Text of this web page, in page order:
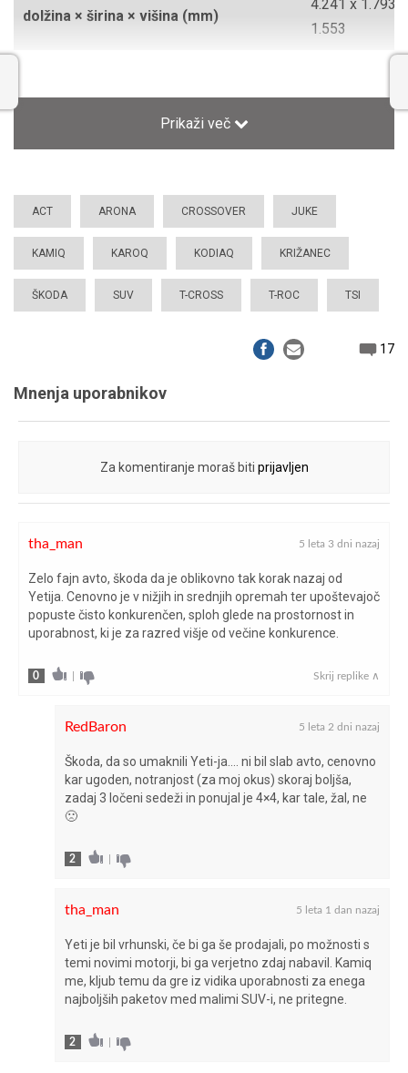
dolžina × širina × višina (mm)
4.241 x 1.793 x
1.553
gibna prostornina (cm3) 1.498
kompresija (1:) 10,5
masa praznega vozila (kg) 1.265
menjalnik/pogon
ročni/spredaj
največja hitrost (km/h)
110/150 pri
največji navor (Nm pri vrt/min)
250 pri 1.500-
3.500
namestitev motorja spredaj prečno
napake med testom brez napak
obračalni krog (m) 10,8
osnovna cena vozila (€) 21.818
pnevmatike
poraba goriva na testu (l/100 km)
pospešek 0-100 km/h (s) 8,3
prostornina posode za gorivo (l) 50
Prikaži več
ACT ARONA CROSSOVER JUKE
KAMIQ KAROQ KODIAQ KRIŽANEC
ŠKODA SUV T-CROSS T-ROC TSI
17
Mnenja uporabnikov
Za komentiranje moraš biti prijavljen
tha_man 5 leta 3 dni nazaj
Zelo fajn avto, škoda da je oblikovno tak korak nazaj od
Yetija. Cenovno je v nižjih in srednjih opremah ter upoštevajoč
popuste čisto konkurenčen, sploh glede na prostornost in
uporabnost, ki je za razred višje od večine konkurence.
0 Skrij replike ∧
RedBaron 5 leta 2 dni nazaj
Škoda, da so umaknili Yeti-ja…. ni bil slab avto, cenovno
kar ugoden, notranjost (za moj okus) skoraj boljša,
zadaj 3 ločeni sedeži in ponujal je 4×4, kar tale, žal, ne
🙁
2
tha_man 5 leta 1 dan nazaj
Yeti je bil vrhunski, če bi ga še prodajali, po možnosti s
temi novimi motorji, bi ga verjetno zdaj nabavil. Kamiq
me, kljub temu da gre iz vidika uporabnosti za enega
najboljših paketov med malimi SUV-i, ne pritegne.
2